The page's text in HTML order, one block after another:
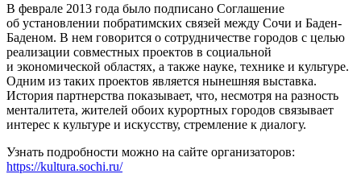
В феврале 2013 года было подписано Соглашение
об установлении побратимских связей между Сочи и Баден-
Баденом. В нем говорится о сотрудничествe городов с целью
реализации совместных проектов в социальной
и экономической областях, а также наукe, техникe и культурe.
Одним из таких проектов является нынешняя выставка.
История партнерства показывает, что, несмотря на разность
менталитета, жителей обоих курортных городов связывает
интерес к культуре и искусству, стремление к диалогу.
Узнать подробности можно на сайте организаторов:
https://kultura.sochi.ru/